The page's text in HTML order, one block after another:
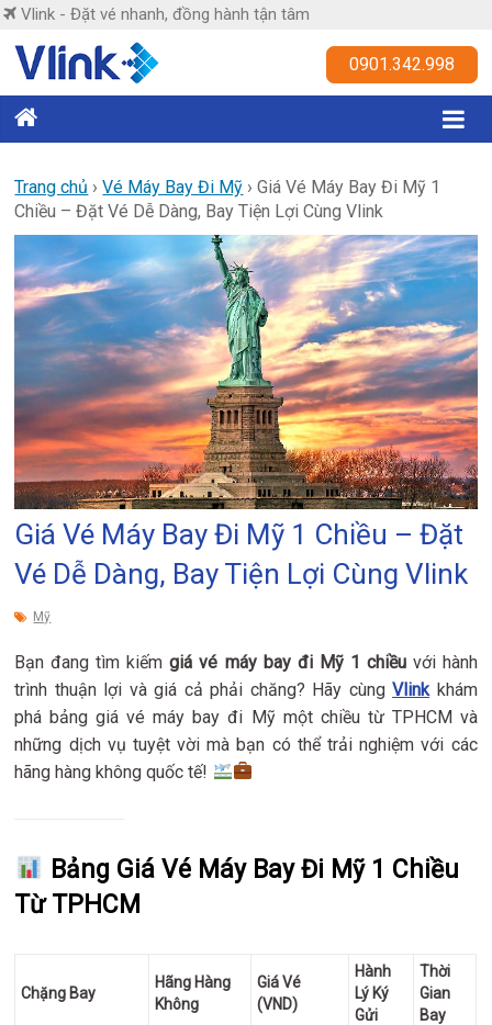
Skip
content
Vlink - Đặt vé nhanh, đồng hành tận tâm
Vlink
nhanh,
đồng
hành
tận
tâm
0901.342.998
Trang chủ ›Vé Máy Bay Đi Mỹ ›Giá Vé Máy Bay Đi Mỹ 1
Chiều – Đặt Vé Dễ Dàng, Bay Tiện Lợi Cùng Vlink
Giá Vé Máy Bay Đi Mỹ 1 Chiều – Đặt
Vé Dễ Dàng, Bay Tiện Lợi Cùng Vlink
Mỹ
Bạn đang tìm kiếmgiá vé máy bay đi Mỹ 1 chiềuvới hành
trình thuận lợi và giá cả phải chăng? Hãy cùngVlinkkhám
phá bảng giá vé máy bay đi Mỹ một chiều từ TPHCM và
những dịch vụ tuyệt vời mà bạn có thể trải nghiệm với các
hãng hàng không quốc tế!
Bảng Giá Vé Máy Bay Đi Mỹ 1 Chiều
Từ TPHCM
Chặng Bay
Hãng Hàng
Không
Giá Vé
(VND)
Hành
Lý Ký
Gửi
Thời
Gian
Bay